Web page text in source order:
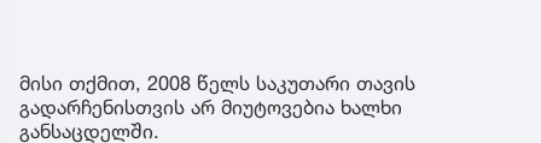
მისი თქმით, 2008 წელს საკუთარი თავის
გადარჩენისთვის არ მიუტოვებია ხალხი
განსაცდელში.